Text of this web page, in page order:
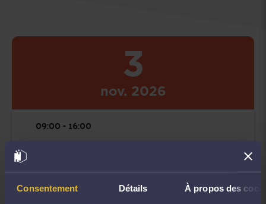
Consentement Détails À propos des
3
nov. 2026
09:00 - 16:00
DEONTOLOGIE -
ERAGE -